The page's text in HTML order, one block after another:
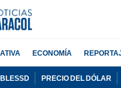
ECONOMÍA
PRECIO DEL DÓLAR